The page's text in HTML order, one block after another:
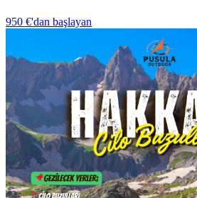
950 €'dan başlayan